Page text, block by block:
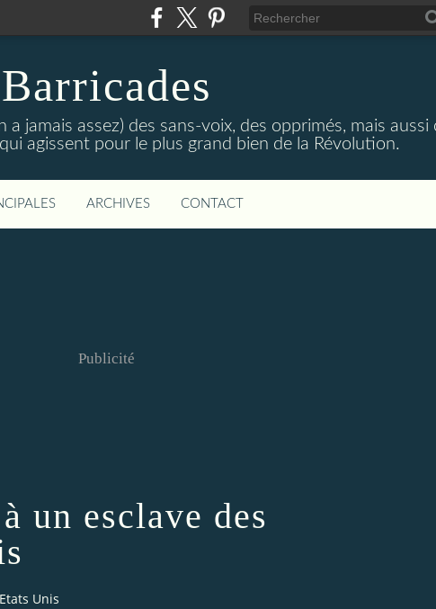
Barricades
jamais assez) des sans-voix, des opprimés, mais aussi
agissent pour le plus grand bien de la Révolution.
ARCHIVES CONTACT
Publicité
un esclave des
Unis